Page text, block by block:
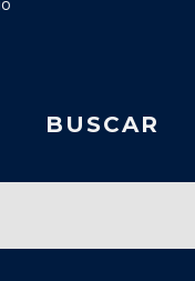
BUSCAR